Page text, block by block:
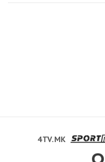
4TV.MK